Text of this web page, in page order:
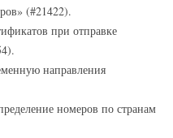
(#21422).
при отправке
направления
номеров по странам